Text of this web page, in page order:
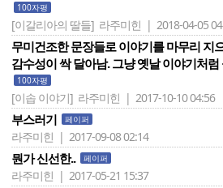
100자평
[이갈리아의 딸들] 라주미힌 | 2018-04-05
무미건조한 문장들로 이야기를 마무리 지
감수성이 싹 달아남. 그냥 옛날 이야기처
100자평
[이솝 이야기] 라주미힌 | 2017-10-10 04:56
부스러기 페이퍼
라주미힌 | 2017-09-08 02:14
뭔가 신선한.. 페이퍼
라주미힌 | 2017-05-21 15:37